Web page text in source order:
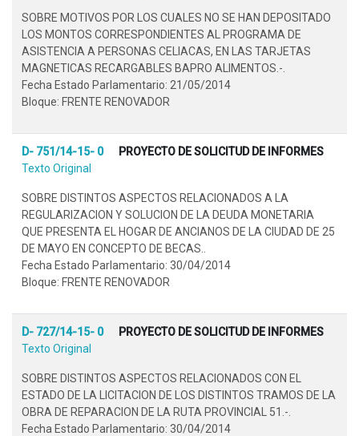
SOBRE MOTIVOS POR LOS CUALES NO SE HAN DEPOSITADO
LOS MONTOS CORRESPONDIENTES AL PROGRAMA DE
ASISTENCIA A PERSONAS CELIACAS, EN LAS TARJETAS
MAGNETICAS RECARGABLES BAPRO ALIMENTOS.-.
Fecha Estado Parlamentario: 21/05/2014
Bloque: FRENTE RENOVADOR
D- 751/14-15- 0
PROYECTO DE SOLICITUD DE INFORMES
Texto Original
SOBRE DISTINTOS ASPECTOS RELACIONADOS A LA
REGULARIZACION Y SOLUCION DE LA DEUDA MONETARIA
QUE PRESENTA EL HOGAR DE ANCIANOS DE LA CIUDAD DE 25
DE MAYO EN CONCEPTO DE BECAS..
Fecha Estado Parlamentario: 30/04/2014
Bloque: FRENTE RENOVADOR
D- 727/14-15- 0
PROYECTO DE SOLICITUD DE INFORMES
Texto Original
SOBRE DISTINTOS ASPECTOS RELACIONADOS CON EL
ESTADO DE LA LICITACION DE LOS DISTINTOS TRAMOS DE LA
OBRA DE REPARACION DE LA RUTA PROVINCIAL 51.-.
Fecha Estado Parlamentario: 30/04/2014